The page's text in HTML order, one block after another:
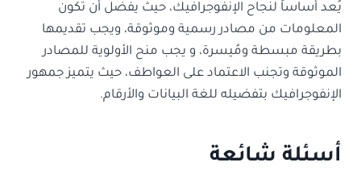
يُعد أساساً لنجاح الإنفوجرافيك، حيث يفضل أن تكون
المعلومات من مصادر رسمية وموثوقة، ويجب تقديمها
بطريقة مبسطة ومُيسرة، و يجب منح الأولوية للمصادر
الموثوقة وتجنب الاعتماد على العواطف، حيث يتميز جمهور
الإنفوجرافيك بتفضيله للغة البيانات والأرقام.
أسئلة شائعة